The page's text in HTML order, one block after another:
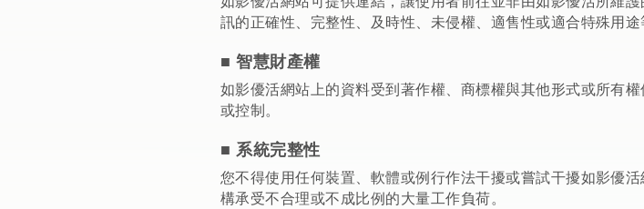
訊的正確性、完整性、及時性、未侵權、適售性或適合特殊用
■ 系統完整性
您不得使用任何裝置、軟體或例行作法干擾或嘗試干擾如影優
構承受不合理或不成比例的大量工作負荷。
■ 智慧財產權
如影優活網站上的資料受到著作權、商標權與其他形式或所有
或控制。